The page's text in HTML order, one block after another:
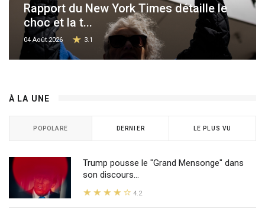
Rapport du New York Times détaille le
choc et la t...
04 Août 2026 3.1
À LA UNE
POPOLARE DERNIER LE PLUS VU
Trump pousse le "Grand Mensonge" dans
son discours...
4.2